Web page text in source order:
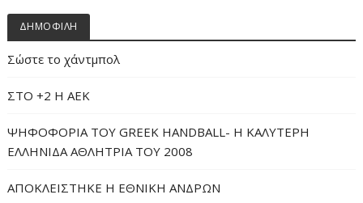
ΔΗΜΟΦΙΛΗ
Σώστε το χάντμπολ
ΣΤΟ +2 Η ΑΕΚ
ΨΗΦΟΦΟΡΙΑ ΤΟΥ GREEK HANDBALL- H ΚΑΛΥΤΕΡΗ
ΕΛΛΗΝΙΔΑ ΑΘΛΗΤΡΙΑ ΤΟΥ 2008
ΑΠΟΚΛΕΙΣΤΗΚΕ Η ΕΘΝΙΚΗ ΑΝΔΡΩΝ